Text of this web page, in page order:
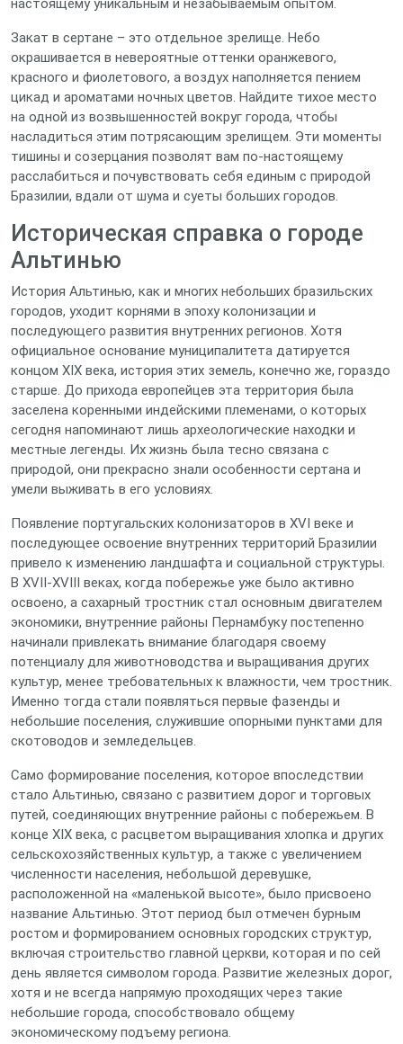
настоящему уникальным и незабываемым опытом.
Закат в сертане – это отдельное зрелище. Небо
окрашивается в невероятные оттенки оранжевого,
красного и фиолетового, а воздух наполняется пением
цикад и ароматами ночных цветов. Найдите тихое место
на одной из возвышенностей вокруг города, чтобы
насладиться этим потрясающим зрелищем. Эти моменты
тишины и созерцания позволят вам по-настоящему
расслабиться и почувствовать себя единым с природой
Бразилии, вдали от шума и суеты больших городов.
Историческая справка о городе
Альтинью
История Альтинью, как и многих небольших бразильских
городов, уходит корнями в эпоху колонизации и
последующего развития внутренних регионов. Хотя
официальное основание муниципалитета датируется
концом XIX века, история этих земель, конечно же, гораздо
старше. До прихода европейцев эта территория была
заселена коренными индейскими племенами, о которых
сегодня напоминают лишь археологические находки и
местные легенды. Их жизнь была тесно связана с
природой, они прекрасно знали особенности сертана и
умели выживать в его условиях.
Появление португальских колонизаторов в XVI веке и
последующее освоение внутренних территорий Бразилии
привело к изменению ландшафта и социальной структуры.
В XVII-XVIII веках, когда побережье уже было активно
освоено, а сахарный тростник стал основным двигателем
экономики, внутренние районы Пернамбуку постепенно
начинали привлекать внимание благодаря своему
потенциалу для животноводства и выращивания других
культур, менее требовательных к влажности, чем тростник.
Именно тогда стали появляться первые фазенды и
небольшие поселения, служившие опорными пунктами для
скотоводов и земледельцев.
Само формирование поселения, которое впоследствии
стало Альтинью, связано с развитием дорог и торговых
путей, соединяющих внутренние районы с побережьем. В
конце XIX века, с расцветом выращивания хлопка и других
сельскохозяйственных культур, а также с увеличением
численности населения, небольшой деревушке,
расположенной на «маленькой высоте», было присвоено
название Альтинью. Этот период был отмечен бурным
ростом и формированием основных городских структур,
включая строительство главной церкви, которая и по сей
день является символом города. Развитие железных дорог,
хотя и не всегда напрямую проходящих через такие
небольшие города, способствовало общему
экономическому подъему региона.